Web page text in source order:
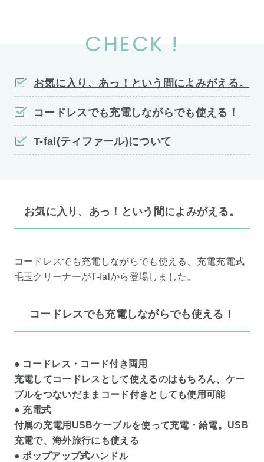
CHECK !
お気に入り、あっ！という間によみがえる。
コードレスでも充電しながらでも使える！
T-fal(ティファール)について
お気に入り、あっ！という間によみがえる。
コードレスでも充電しながらでも使える、充電充電式
毛玉クリーナーがT-falから登場しました。
コードレスでも充電しながらでも使える！
● コードレス・コード付き両用
充電してコードレスとして使えるのはもちろん、ケー
ブルをつないだままコード付きとしても使用可能
● 充電式
付属の充電用USBケーブルを使って充電・給電。USB
充電で、海外旅行にも使える
● ポップアップ式ハンドル